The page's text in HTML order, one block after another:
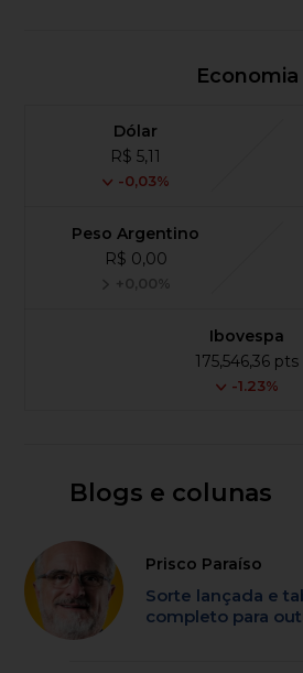
Economia
Dólar
R$ 5,11
-0,03%
Peso Argentino
R$ 0,00
+0,00%
Ibovespa
175,546,36 pts
-1.23%
Blogs e colunas
Prisco Paraíso
Sorte lançada e
completo para